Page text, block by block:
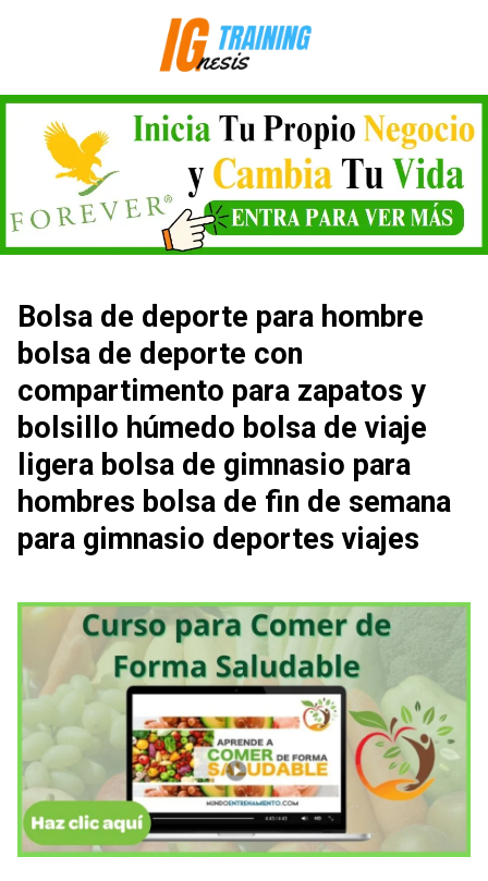
Bolsa de deporte para hombre
bolsa de deporte con
compartimento para zapatos y
bolsillo húmedo bolsa de viaje
ligera bolsa de gimnasio para
hombres bolsa de fin de semana
para gimnasio deportes viajes